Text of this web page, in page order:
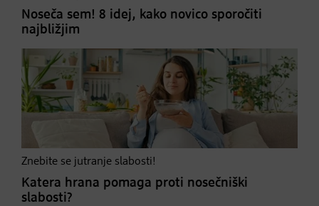
Noseča sem! 8 idej, kako novico sporočiti
najbližjim
Znebite se jutranje slabosti!
Katera hrana pomaga proti nosečniški
slabosti?